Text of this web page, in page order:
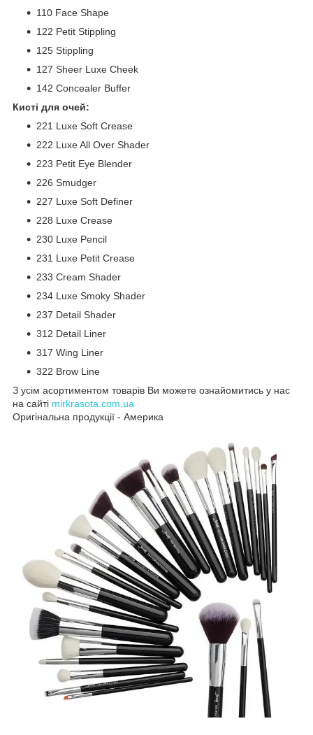
110 Face Shape
122 Petit Stippling
125 Stippling
127 Sheer Luxe Cheek
142 Concealer Buffer
Кисті для очей:
221 Luxe Soft Crease
222 Luxe All Over Shader
223 Petit Eye Blender
226 Smudger
227 Luxe Soft Definer
228 Luxe Crease
230 Luxe Pencil
231 Luxe Petit Crease
233 Cream Shader
234 Luxe Smoky Shader
237 Detail Shader
312 Detail Liner
317 Wing Liner
322 Brow Line
З усім асортиментом товарів Ви можете ознайомитись у нас
на сайті mirkrasota.com.ua
Оригінальна продукції - Америка